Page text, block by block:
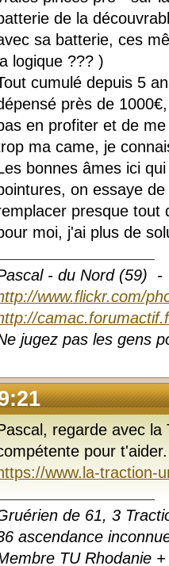
de la
sa batterie, ces
logique ??? )
cumulé depuis 5
près de
en profiter et de
ma came, je
bonnes âmes ici
on essaye
presque tout
moi, j'ai plus de
- du Nord (59) -
www.flickr.com/
jugez pas les gens
regarde avec
pour
www.la-traction-
de 61, 3
ascendance
TU Rhodanie